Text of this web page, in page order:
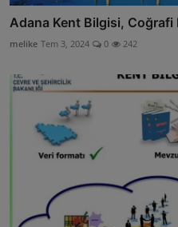
Adana Kent Bilgisi, Coğrafi
melike Tem 3, 2024 0 242